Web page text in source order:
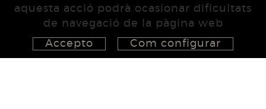
aquesta acció podrà ocasionar dificultats
de navegació de la pàgina web
Accepto
Com configurar